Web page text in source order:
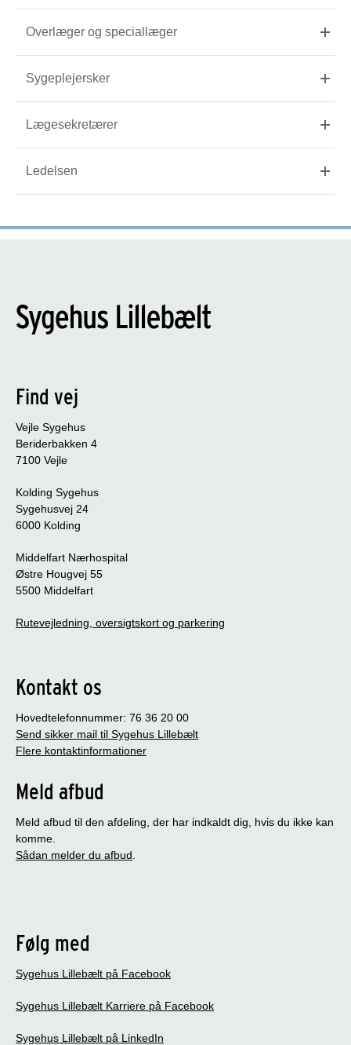
Overlæger og speciallæger
Sygeplejersker
Lægesekretærer
Ledelsen
Find vej
Vejle Sygehus
Beriderbakken 4
7100 Vejle
Kolding Sygehus
Sygehusvej 24
6000 Kolding
Middelfart Nærhospital
Østre Hougvej 55
5500 Middelfart
Rutevejledning, oversigtskort og parkering
Kontakt os
Hovedtelefonnummer: 76 36 20 00
Send sikker mail til Sygehus Lillebælt
Flere kontaktinformationer
Meld afbud
Meld afbud til den afdeling, der har indkaldt dig, hvis du ikke kan
komme.
Sådan melder du afbud.
Følg med
Sygehus Lillebælt på Facebook
Sygehus Lillebælt Karriere på Facebook
Sygehus Lillebælt på LinkedIn